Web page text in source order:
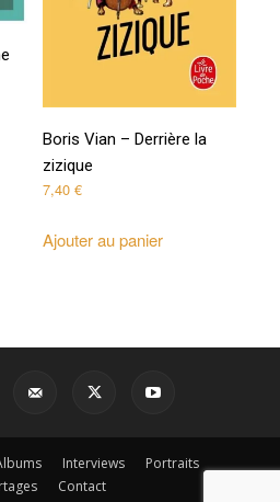
Boris Vian – Derrière la
zizique
7,40€
Ajouter au panier
Interviews
Portraits
Contact